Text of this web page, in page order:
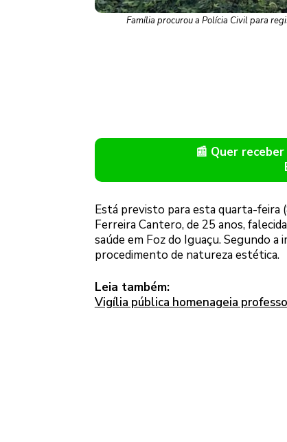
Família procurou a Polícia Civil para
📰 Quer
Está previsto para esta quarta-feira
Ferreira Cantero, de 25 anos,
saúde em Foz do Iguaçu. Segundo
procedimento de natureza estética.
Leia também:
Vigília pública homenageia